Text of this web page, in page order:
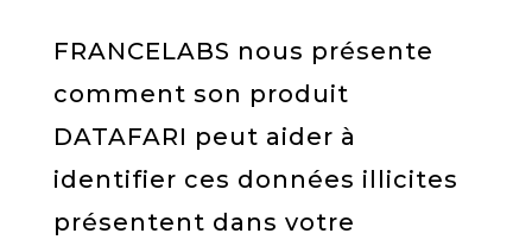
FRANCELABS nous présente
comment son produit
DATAFARI peut aider à
identifier ces données illicites
présentent dans votre